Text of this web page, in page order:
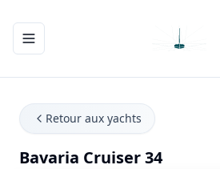
Ouvrir/fermer le menu de navigation
Retour aux yachts
Bavaria Cruiser 34